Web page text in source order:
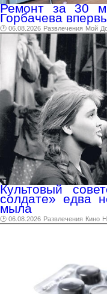
Ремонт за 30
Горбачева
🕑 06.08.2026 Развлечения Мой
Культовый
солдате» едва
мыла
🕑 06.08.2026 Развлечения Кино